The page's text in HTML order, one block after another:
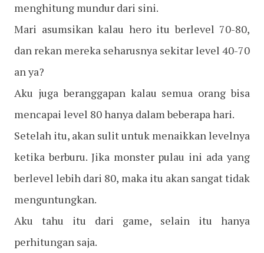
menghitung mundur dari sini.
Mari asumsikan kalau hero itu berlevel 70-80,
dan rekan mereka seharusnya sekitar level 40-70
an ya?
Aku juga beranggapan kalau semua orang bisa
mencapai level 80 hanya dalam beberapa hari.
Setelah itu, akan sulit untuk menaikkan levelnya
ketika berburu. Jika monster pulau ini ada yang
berlevel lebih dari 80, maka itu akan sangat tidak
menguntungkan.
Aku tahu itu dari game, selain itu hanya
perhitungan saja.